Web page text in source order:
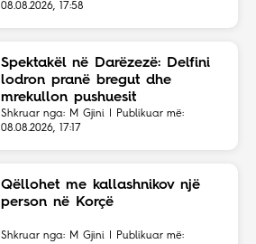
08.08.2026, 17:58
Spektakël në Darëzezë: Delfini
lodron pranë bregut dhe
mrekullon pushuesit
Shkruar nga: M Gjini | Publikuar më:
08.08.2026, 17:17
Qëllohet me kallashnikov një
person në Korçë
Shkruar nga: M Gjini | Publikuar më: